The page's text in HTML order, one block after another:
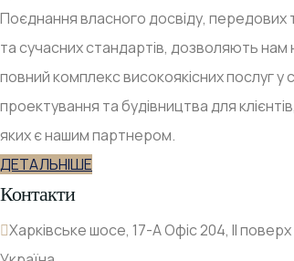
Поєднання власного досвіду, передових
та сучасних стандартів, дозволяють нам
повний комплекс високоякісних послуг у
проектування та будівництва для
яких є нашим партнером.
ДЕТАЛЬНІШЕ
Контакти
Харківське шосе, 17-А Офіс 204, ІІ